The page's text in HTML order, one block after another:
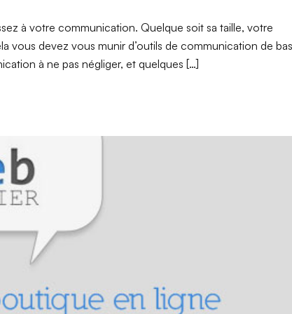
à votre communication. Quelque soit sa taille, votre
vous devez vous munir d’outils de communication de
à ne pas négliger, et quelques […]